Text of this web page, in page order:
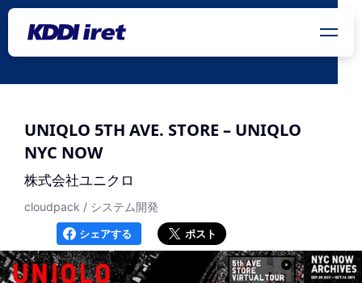
メインコンテンツにスキップ
UNIQLO 5TH AVE. STORE – UNIQLO
NYC NOW
株式会社ユニクロ
cloudpack / システム開発
シェアする ポスト